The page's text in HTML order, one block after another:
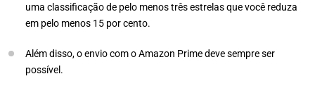
uma classificação de pelo menos três estrelas que você reduza
em pelo menos 15 por cento.
Além disso, o envio com o Amazon Prime deve sempre ser
possível.